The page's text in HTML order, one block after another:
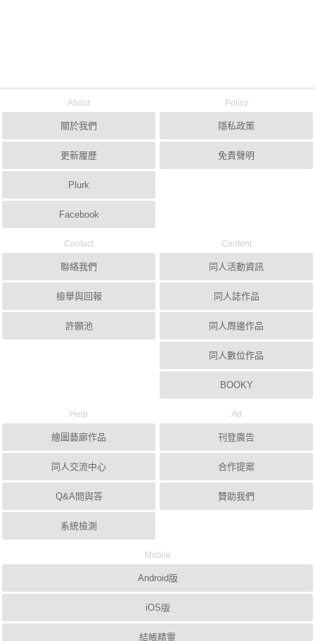
About
關於我們
更新履歷
Plurk
Facebook
Policy
隱私政策
免責聲明
Contact
聯絡我們
檢舉與回報
許願池
Content
同人活動資訊
同人誌作品
同人周邊作品
同人數位作品
BOOKY
Help
繪圖藝廊作品
同人交流中心
Q&A問與答
系統檢測
Ad
刊登廣告
合作提案
贊助我們
Mobile
Android版
iOS版
結帳精靈